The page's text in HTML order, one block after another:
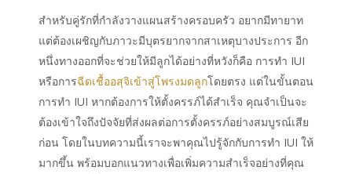
สำหรับคู่รักที่กำลังวางแผนสร้างครอบครัว อยากมีทายาท
แต่ต้องเผชิญกับภาวะมีบุตรยากจากสาเหตุบางประการ อีก
หนึ่งทางออกที่จะช่วยให้มีลูกได้อย่างที่หวังก็คือ การทำ IUI
หรือการฉีดเชื้ออสุจิเข้าสู่โพรงมดลูกโดยตรง แต่ในขั้นตอน
การทำ IUI หากต้องการให้ตั้งครรภ์ได้สำเร็จ คุณจำเป็นจะ
ต้องเข้าใจถึงปัจจัยที่ส่งผลต่อการตั้งครรภ์อย่างสมบูรณ์เสีย
ก่อน โดยในบทความนี้เราจะพาคุณไปรู้จักกับการทำ IUI ให้
มากขึ้น พร้อมบอกแนวทางเพื่อเพิ่มความสำเร็จอย่างที่คุณ